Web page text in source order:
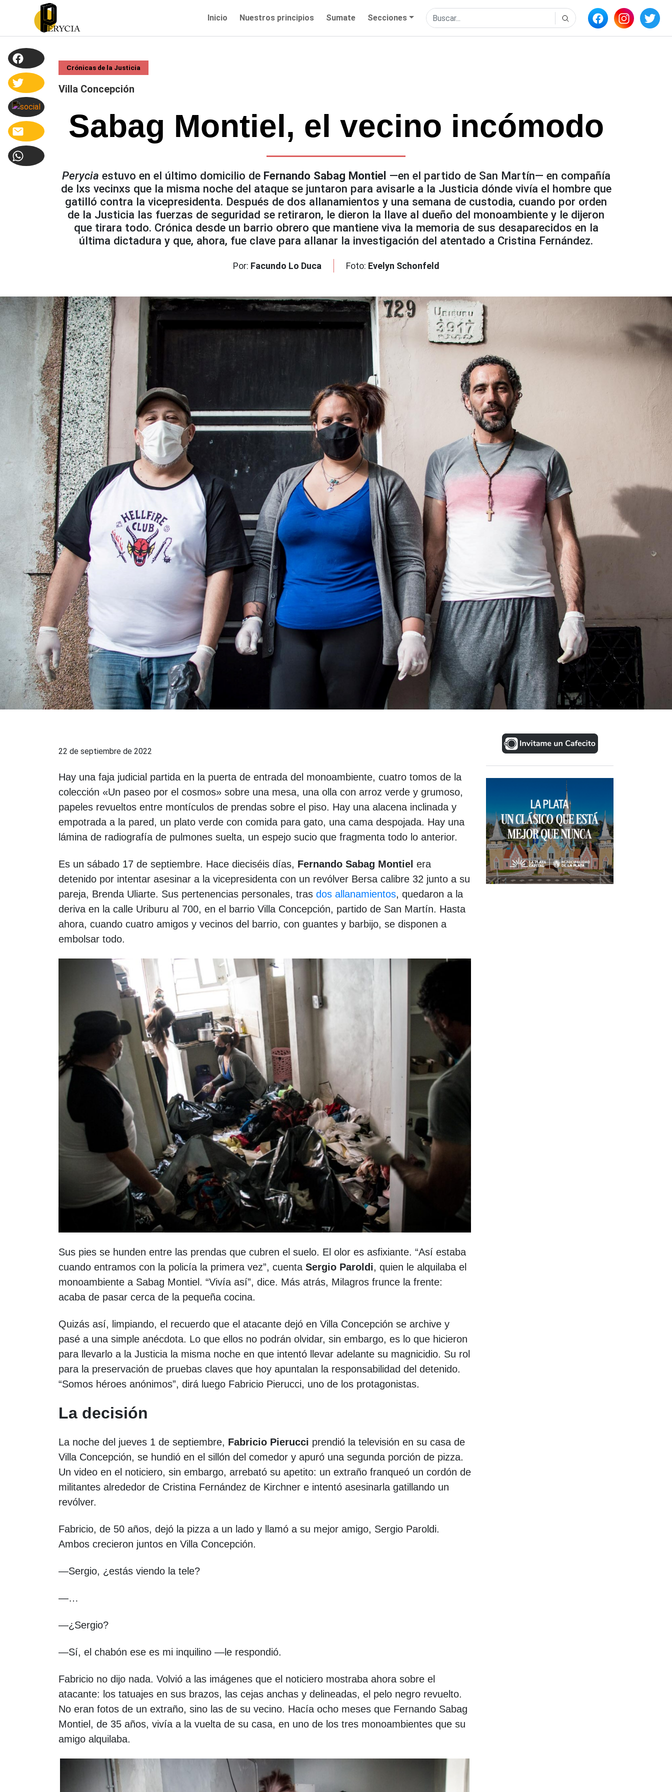
Inicio Nuestros principios Sumate Secciones
Crónicas de la Justicia
Villa Concepción
Sabag Montiel, el vecino incómodo
Perycia estuvo en el último domicilio de Fernando Sabag Montiel —en el partido de San Martín— en compañía
de lxs vecinxs que la misma noche del ataque se juntaron para avisarle a la Justicia dónde vivía el hombre que
gatilló contra la vicepresidenta. Después de dos allanamientos y una semana de custodia, cuando por orden
de la Justicia las fuerzas de seguridad se retiraron, le dieron la llave al dueño del monoambiente y le dijeron
que tirara todo. Crónica desde un barrio obrero que mantiene viva la memoria de sus desaparecidos en la
última dictadura y que, ahora, fue clave para allanar la investigación del atentado a Cristina Fernández.
Por: Facundo Lo Duca Foto: Evelyn Schonfeld
22 de septiembre de 2022
Hay una faja judicial partida en la puerta de entrada del monoambiente, cuatro tomos de la
colección «Un paseo por el cosmos» sobre una mesa, una olla con arroz verde y grumoso,
papeles revueltos entre montículos de prendas sobre el piso. Hay una alacena inclinada y
empotrada a la pared, un plato verde con comida para gato, una cama despojada. Hay una
lámina de radiografía de pulmones suelta, un espejo sucio que fragmenta todo lo anterior.
Es un sábado 17 de septiembre. Hace dieciséis días, Fernando Sabag Montiel era
detenido por intentar asesinar a la vicepresidenta con un revólver Bersa calibre 32 junto a su
pareja, Brenda Uliarte. Sus pertenencias personales, tras dos allanamientos, quedaron a la
deriva en la calle Uriburu al 700, en el barrio Villa Concepción, partido de San Martín. Hasta
ahora, cuando cuatro amigos y vecinos del barrio, con guantes y barbijo, se disponen a
embolsar todo.
Sus pies se hunden entre las prendas que cubren el suelo. El olor es asfixiante. “Así estaba
cuando entramos con la policía la primera vez”, cuenta Sergio Paroldi, quien le alquilaba el
monoambiente a Sabag Montiel. “Vivía así”, dice. Más atrás, Milagros frunce la frente:
acaba de pasar cerca de la pequeña cocina.
Quizás así, limpiando, el recuerdo que el atacante dejó en Villa Concepción se archive y
pasé a una simple anécdota. Lo que ellos no podrán olvidar, sin embargo, es lo que hicieron
para llevarlo a la Justicia la misma noche en que intentó llevar adelante su magnicidio. Su rol
para la preservación de pruebas claves que hoy apuntalan la responsabilidad del detenido.
“Somos héroes anónimos”, dirá luego Fabricio Pierucci, uno de los protagonistas.
La decisión
La noche del jueves 1 de septiembre, Fabricio Pierucci prendió la televisión en su casa de
Villa Concepción, se hundió en el sillón del comedor y apuró una segunda porción de pizza.
Un video en el noticiero, sin embargo, arrebató su apetito: un extraño franqueó un cordón de
militantes alrededor de Cristina Fernández de Kirchner e intentó asesinarla gatillando un
revólver.
Fabricio, de 50 años, dejó la pizza a un lado y llamó a su mejor amigo, Sergio Paroldi.
Ambos crecieron juntos en Villa Concepción.
—Sergio, ¿estás viendo la tele?
—…
—¿Sergio?
—Sí, el chabón ese es mi inquilino —le respondió.
Fabricio no dijo nada. Volvió a las imágenes que el noticiero mostraba ahora sobre el
atacante: los tatuajes en sus brazos, las cejas anchas y delineadas, el pelo negro revuelto.
No eran fotos de un extraño, sino las de su vecino. Hacía ocho meses que Fernando Sabag
Montiel, de 35 años, vivía a la vuelta de su casa, en uno de los tres monoambientes que su
amigo alquilaba.